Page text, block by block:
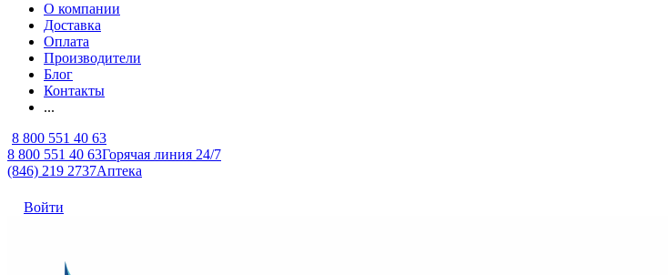
О компании
Доставка
Оплата
Производители
Блог
Контакты
...
8 800 551 40 63
8 800 551 40 63Горячая линия 24/7
(846) 219 2737Аптека
Войти